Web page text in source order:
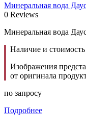
Минеральная вода
0 Reviews
Минеральная вода
Наличие и
Изображения
от оригинала
по запросу
Подробнее